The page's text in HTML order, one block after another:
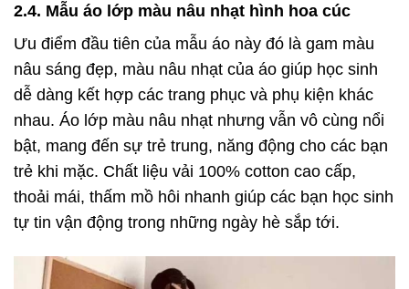
2.4. Mẫu áo lớp màu nâu nhạt hình hoa cúc
Ưu điểm đầu tiên của mẫu áo này đó là gam màu
nâu sáng đẹp, màu nâu nhạt của áo giúp học sinh
dễ dàng kết hợp các trang phục và phụ kiện khác
nhau. Áo lớp màu nâu nhạt nhưng vẫn vô cùng nổi
bật, mang đến sự trẻ trung, năng động cho các bạn
trẻ khi mặc. Chất liệu vải 100% cotton cao cấp,
thoải mái, thấm mồ hôi nhanh giúp các bạn học sinh
tự tin vận động trong những ngày hè sắp tới.